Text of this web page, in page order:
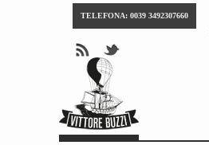
TELEFONA: 0039 3492307660